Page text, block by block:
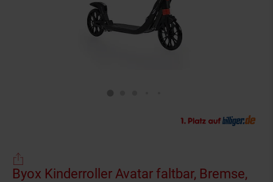
Byox Kinderroller Avatar faltbar, Bremse,